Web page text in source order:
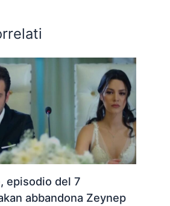
episodio del 7
abbandona Zeynep